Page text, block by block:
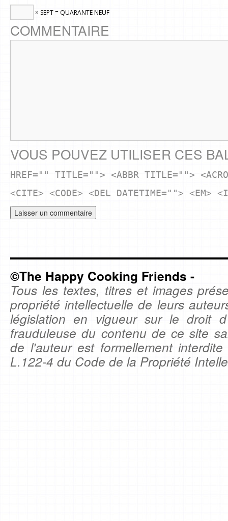
× SEPT = QUARANTE NEUF
COMMENTAIRE
VOUS POUVEZ UTILISER CES
HREF="" TITLE=""> <ABBR TITLE="">
<CITE> <CODE> <DEL DATETIME=""> <EM>
©The Happy Cooking Friends -
Tous les textes, titres et images
propriété intellectuelle de leurs
législation en vigueur sur le droit
frauduleuse du contenu de ce site
de l'auteur est formellement
L.122-4 du Code de la Propriété